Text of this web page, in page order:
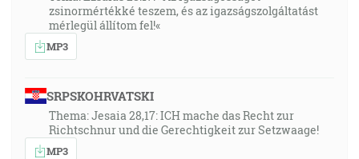
zsinormértékké teszem, és az igazságszolgáltatást
mérlegül állítom fel!«
MP3
SRPSKOHRVATSKI
Thema: Jesaia 28,17: ICH mache das Recht zur
Richtschnur und die Gerechtigkeit zur Setzwaage!
MP3